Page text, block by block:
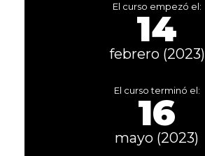
El curso empezó el:
14
febrero (2023)
El curso terminó el:
16
mayo (2023)